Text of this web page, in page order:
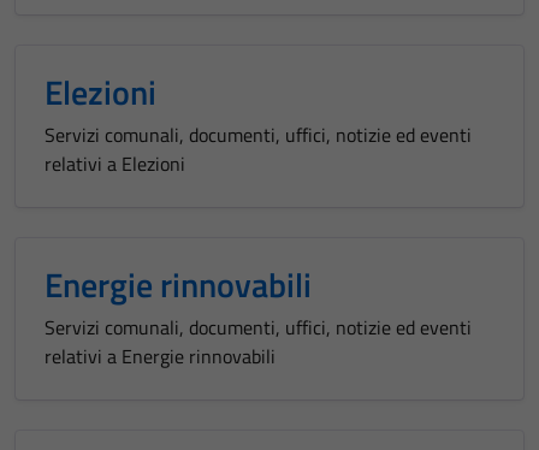
Elezioni
Servizi comunali, documenti, uffici, notizie ed eventi
relativi a Elezioni
Energie rinnovabili
Servizi comunali, documenti, uffici, notizie ed eventi
relativi a Energie rinnovabili